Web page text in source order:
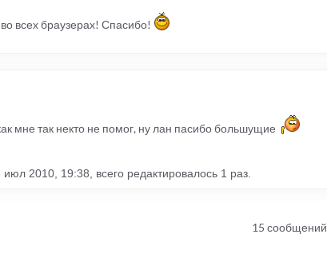
всех браузерах! Спасибо!
мне так некто не помог, ну лан пасибо большущие
июл 2010, 19:38, всего редактировалось 1 раз.
15 сообщений